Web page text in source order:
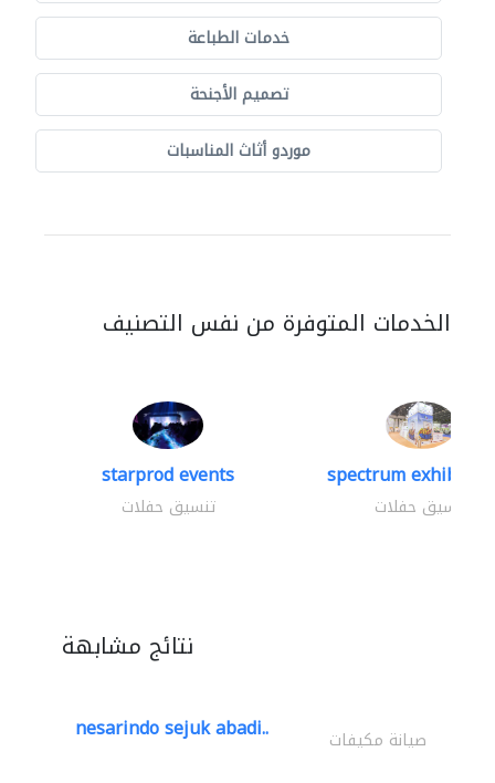
خدمات الطباعة
تصميم الأجنحة
موردو أثاث المناسبات
الخدمات المتوفرة من نفس التصنيف
starprod events
تنسيق حفلات
spectrum
تنسيق حفلات
نتائج مشابهة
nesarindo sejuk abadi.. صيانة مكيفات